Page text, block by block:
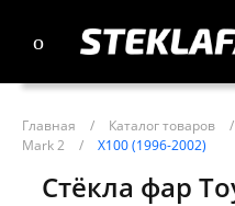
Главная / Каталог товаров /
Mark 2
/ X100 (1996-2002)
Стёкла фар